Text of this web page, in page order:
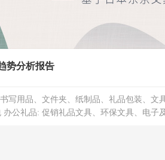
势分析报告
写用品、文件夹、纸制品、礼品包装、文
办公礼品: 促销礼品文具、环保文具、电子